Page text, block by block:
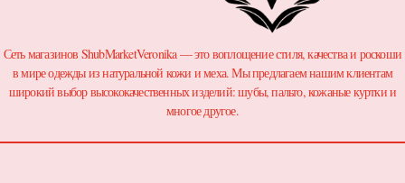
Сеть магазинов ShubMarketVeronika — это воплощение стиля, качества и роскоши
в мире одежды из натуральной кожи и меха. Мы предлагаем нашим клиентам
широкий выбор высококачественных изделий: шубы, пальто, кожаные куртки и
многое другое.